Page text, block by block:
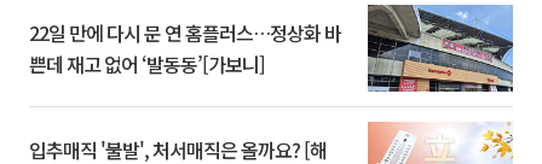
22일 만에 다시 문 연 홈플러스…정상화 바
쁜데 재고 없어 ‘발동동’[가보니]
입추매직 '불발', 처서매직은 올까요? [해